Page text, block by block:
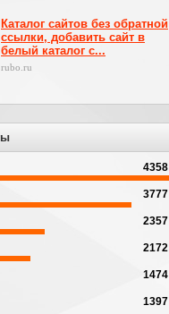
Каталог сайтов без обратной
ссылки, добавить сайт в
белый каталог с...
rubo.ru
4358
3777
2357
2172
1474
1397